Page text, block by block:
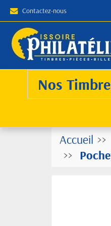
Contactez-nous
Nos
Accueil